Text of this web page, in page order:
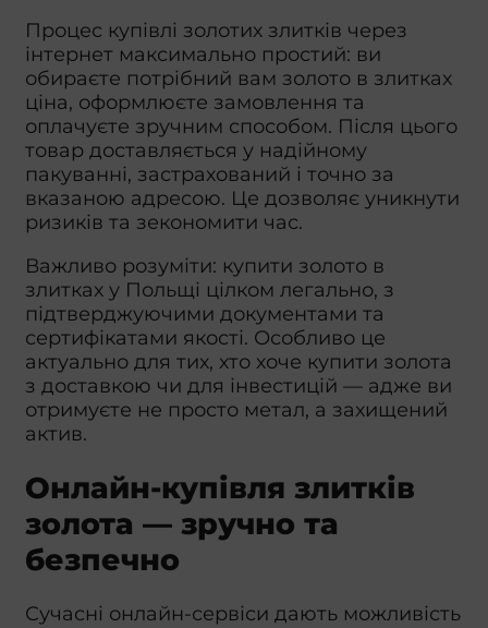
Процес купівлі золотих злитків через
інтернет максимально простий: ви
обираєте потрібний вам золото в злитках
ціна, оформлюєте замовлення та
оплачуєте зручним способом. Після цього
товар доставляється у надійному
пакуванні, застрахований і точно за
вказаною адресою. Це дозволяє уникнути
ризиків та зекономити час.
Важливо розуміти: купити золото в
злитках у Польщі цілком легально, з
підтверджуючими документами та
сертифікатами якості. Особливо це
актуально для тих, хто хоче купити золота
з доставкою чи для інвестицій — адже ви
отримуєте не просто метал, а захищений
актив.
Онлайн-купівля злитків
золота — зручно та
безпечно
Сучасні онлайн-сервіси дають можливість